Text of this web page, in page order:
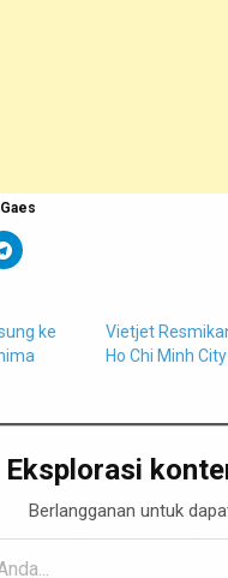
ke
Vietjet
Ho Chi Minh
Eksplorasi
Berlangganan untuk